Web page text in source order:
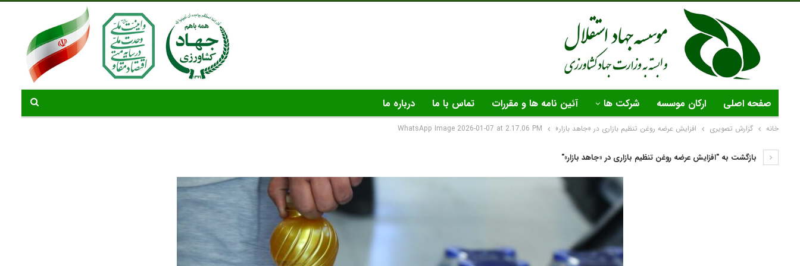
صفحه اصلی ارکان موسسه شرکت ها آئین نامه ها و مقررات تماس با ما درباره ما
خانه گزارش تصویری افزایش عرضه روغن تنظیم بازاری در «جاهد بازار» WhatsApp Image 2026-01-07 at 2.17.06 PM
بازگشت به "افزایش عرضه روغن تنظیم بازاری در «جاهد بازار»"